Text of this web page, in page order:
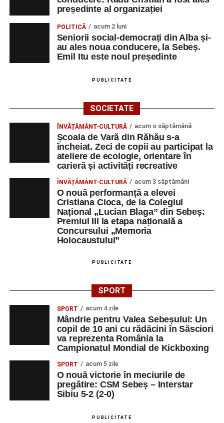
„O mare familie, o comunitate pentru trup, minte și suflet,
un mod de a lua o gură de aer într-un bombardament
informatic, mediatic și psihologic.”(Prof. Boncea Niculina
la bază doi piloni: OMUL SFINȚEȘTE LOCUL și VORBA
apoi în viața noastră, modul de adresare, tonul și gestica
Privind spre ediția următoare
În încheierea evenimentului, organizatorii au anunțat tema
educație. După trei ediții care au abordat comunicarea
didactică, dinamica diferențelor, participarea și luarea
deciziilor, comunitatea Sinaxa Educațională își propune
să revină la întrebările fundamentale despre valorile care
stau la baza actului educațional și despre rolul
Asociația„Sinaxa Educațională”este o comunitate de
profesori, dedicată susținerii unei educații centrate pe
valorile creștin-ortodoxe și pe formarea caracterului
elevilor. Născută din experiența duhovnicească și
formativă a Mănăstirii Oașa, Sinaxa își propune să
sprijine profesorii în regăsirea motivației interioare,
oferindu-le nu doar instrumente metodice actuale, ci și
contexte de sprijin reciproc, colaborare și reconectare la
vocația pedagogică autentică.
președinte al organizației
POLITICĂ acum 2 luni
Seniorii social-democrați din Alba și-
au ales noua conducere, la Sebeș.
Emil Itu este noul președinte
PUBLICITATE
SOCIETATE
ÎNVĂȚĂMÂNT-CULTURĂ acum o săptămână
Școala de Vară din Răhău s-a
încheiat. Zeci de copii au participat la
ateliere de ecologie, orientare în
carieră și activități recreative
ÎNVĂȚĂMÂNT-CULTURĂ acum 3 săptămâni
O nouă performanță a elevei
Cristiana Cioca, de la Colegiul
Național „Lucian Blaga” din Sebeș:
Premiul III la etapa națională a
Concursului „Memoria
Holocaustului”
PUBLICITATE
SPORT
SPORT acum 4 zile
Mândrie pentru Valea Sebeșului: Un
copil de 10 ani cu rădăcini în Săsciori
va reprezenta România la
Campionatul Mondial de Kickboxing
SPORT acum 5 zile
O nouă victorie în meciurile de
pregătire: CSM Sebeș – Interstar
Sibiu 5-2 (2-0)
PUBLICITATE